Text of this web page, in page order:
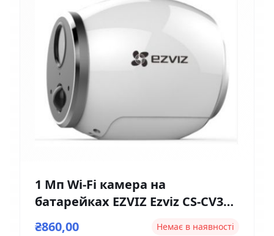
1 Мп Wi-Fi камера на
батарейках EZVIZ Ezviz CS-CV316
(2мм)
₴860,00 Немає в наявності